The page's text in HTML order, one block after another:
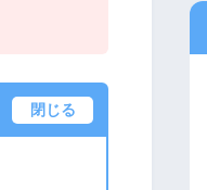
閉じる